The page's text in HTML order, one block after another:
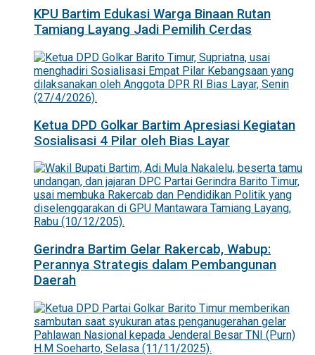
KPU Bartim Edukasi Warga Binaan Rutan
Tamiang Layang Jadi Pemilih Cerdas
Ketua DPD Golkar Bartim Apresiasi Kegiatan
Sosialisasi 4 Pilar oleh Bias Layar
Gerindra Bartim Gelar Rakercab, Wabup:
Perannya Strategis dalam Pembangunan
Daerah